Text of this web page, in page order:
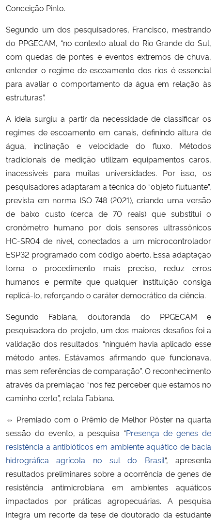
Conceição Pinto.
Segundo um dos pesquisadores, Francisco, mestrando
do PPGECAM, “no contexto atual do Rio Grande do Sul,
com quedas de pontes e eventos extremos de chuva,
entender o regime de escoamento dos rios é essencial
para avaliar o comportamento da água em relação às
estruturas”.
A ideia surgiu a partir da necessidade de classificar os
regimes de escoamento em canais, definindo altura de
água, inclinação e velocidade do fluxo. Métodos
tradicionais de medição utilizam equipamentos caros,
inacessíveis para muitas universidades. Por isso, os
pesquisadores adaptaram a técnica do “objeto flutuante”,
prevista em norma ISO 748 (2021), criando uma versão
de baixo custo (cerca de 70 reais) que substitui o
cronômetro humano por dois sensores ultrassônicos
HC-SR04 de nível, conectados a um microcontrolador
ESP32 programado com código aberto. Essa adaptação
torna o procedimento mais preciso, reduz erros
humanos e permite que qualquer instituição consiga
replicá-lo, reforçando o caráter democrático da ciência.
Segundo Fabiana, doutoranda do PPGECAM e
pesquisadora do projeto, um dos maiores desafios foi a
validação dos resultados: “ninguém havia aplicado esse
método antes. Estávamos afirmando que funcionava,
mas sem referências de comparação”. O reconhecimento
através da premiação “nos fez perceber que estamos no
caminho certo”, relata Fabiana.
⇔ Premiado com o Prêmio de Melhor Pôster na quarta
sessão do evento, a pesquisa “Presença de genes de
resistência a antibióticos em ambiente aquático de bacia
hidrográfica agrícola no sul do Brasil“, apresenta
resultados preliminares sobre a ocorrência de genes de
resistência antimicrobiana em ambientes aquáticos
impactados por práticas agropecuárias. A pesquisa
integra um recorte da tese de doutorado da estudante